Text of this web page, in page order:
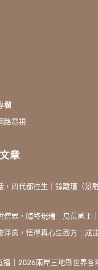
欄
路電視
章
，四代都往生｜鐘離瑾（景
僧眾，臨終現瑞｜烏萇國王
淨業，悟得真心生西方｜成
｜2026兩岸三地暨世界各